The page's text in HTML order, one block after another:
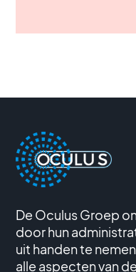
De Oculus Groep
door hun
uit handen te
alle aspecten van